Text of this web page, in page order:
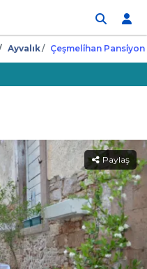
Ayvalık Çeşmeli̇han Pansi̇yon
Paylaş